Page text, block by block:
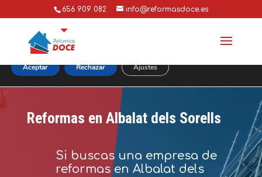
656 909 082 info@reformasdoce.es
Reformas en Albalat dels Sorells
Si buscas una empresa de
reformas en Albalat dels
Utilizamos cookies para ofrecerte la mejor experiencia en
Puedes aprender más sobre qué cookies utilizamos o
desactivarlas en los
Aceptar Rechazar Ajustes